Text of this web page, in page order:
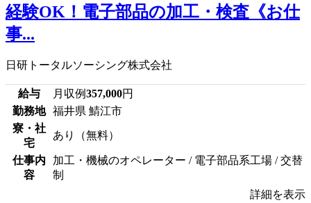
経験OK！電子部品の加工・検査《お仕
事...
日研トータルソーシング株式会社
給与 月収例357,000円
勤務地
福井県 鯖江市
寮・社
宅
あり（無料）
仕事内
容
加工・機械のオペレーター / 電子部品系工場 / 交替
制
詳細を表示